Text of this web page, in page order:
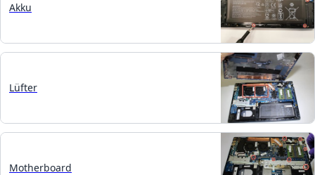
Akku
Lüfter
Motherboard